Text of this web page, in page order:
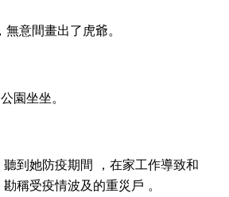
意間畫出了虎爺。
園坐坐。
到她防疫期間 ，在家工作導致和
稱受疫情波及的重災戶 。